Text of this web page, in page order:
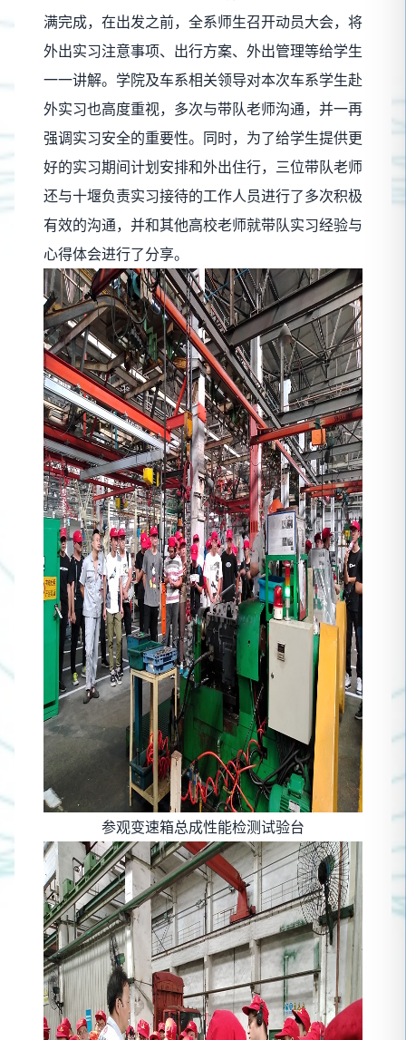
满完成，在出发之前，全系师生召开动员大会，将
外出实习注意事项、出行方案、外出管理等给学生
一一讲解。学院及车系相关领导对本次车系学生赴
外实习也高度重视，多次与带队老师沟通，并一再
强调实习安全的重要性。同时，为了给学生提供更
好的实习期间计划安排和外出住行，三位带队老师
还与十堰负责实习接待的工作人员进行了多次积极
有效的沟通，并和其他高校老师就带队实习经验与
心得体会进行了分享。
参观变速箱总成性能检测试验台